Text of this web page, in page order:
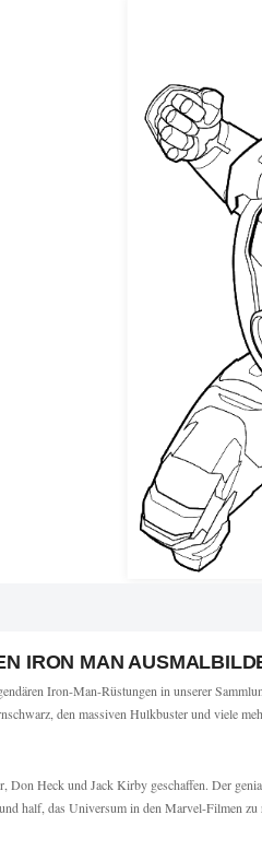
IRON MAN
Iron-Man-Rüstungen in unserer
den massiven Hulkbuster und viele
Heck und Jack Kirby geschaffen. Der
half, das Universum in den Marvel-Filmen